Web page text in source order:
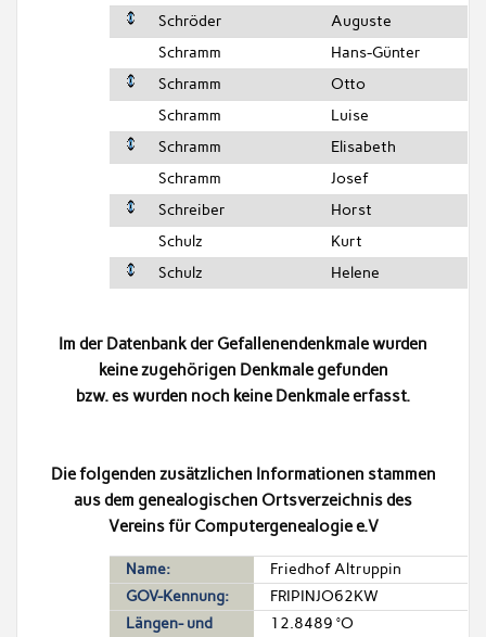
Schröder
Auguste
Schramm
Hans-Günter
Schramm
Otto
Schramm
Luise
Schramm
Elisabeth
Schramm
Josef
Schreiber
Horst
Schulz
Kurt
Schulz
Helene
Im der Datenbank der Gefallenendenkmale wurden
keine zugehörigen Denkmale gefunden
bzw. es wurden noch keine Denkmale erfasst.
Die folgenden zusätzlichen Informationen stammen
aus dem genealogischen Ortsverzeichnis des
Vereins für Computergenealogie e.V
Name:
Friedhof Altruppin
GOV-Kennung:
FRIPINJO62KW
Längen- und
12.8489 °O